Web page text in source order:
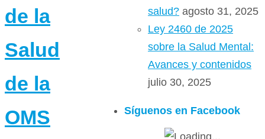
de la
Salud
de la
OMS
salud? agosto 31, 2025
Ley 2460 de 2025
sobre la Salud Mental:
Avances y contenidos
julio 30, 2025
Síguenos en Facebook